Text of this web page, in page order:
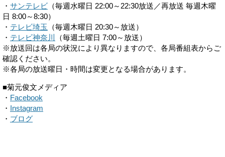
・ サンテレビ （毎週水曜日 22:00～22:30放送／再放送 毎週木曜
日 8:00～8:30）
・ テレビ埼玉
（毎週木曜日 20:30～放送）
・ テレビ神奈川
（毎週土曜日 7:00～放送）
※放送回は各局の状況により異なりますので、各局番組表からご
確認ください。
※各局の放送曜日・時間は変更となる場合があります。
■菊元俊文メディア
・ Facebook
・
Instagram
・ ブログ